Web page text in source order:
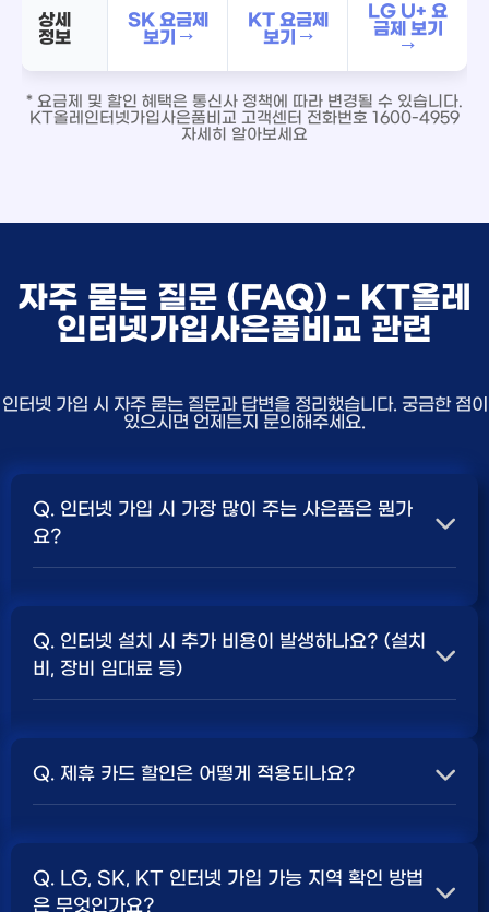
상세
정보
SK 요금제
보기 →
KT 요금제
보기 →
LG U+ 요
금제 보기
→
* 요금제 및 할인 혜택은 통신사 정책에 따라 변경될 수 있습니다.
KT올레인터넷가입사은품비교 고객센터 전화번호 1600-4959
자세히 알아보세요
자주 묻는 질문 (FAQ) - KT올레
인터넷가입사은품비교 관련
인터넷 가입 시 자주 묻는 질문과 답변을 정리했습니다. 궁금한 점이
있으시면 언제든지 문의해주세요.
Q. 인터넷 가입 시 가장 많이 주는 사은품은 뭔가
요?
보통 500Mbps 또는 1Gbps 인터넷을 TV와 결합하여
가입할 때현금 사은품
세요.
Q. 인터넷 설치 시 추가 비용이 발생하나요? (설치
비, 장비 임대료 등)
청구되는 경우가 많습니다. 다만, 인터넷 상품 및 프로모션
책 확인 필수.
Q. 제휴 카드 할인은 어떻게 적용되나요?
에서 일정 금액이 할인됩니다. 할인 금액과 조건은 카드사
Q. LG, SK, KT 인터넷 가입 가능 지역 확인 방법
은 무엇인가요?